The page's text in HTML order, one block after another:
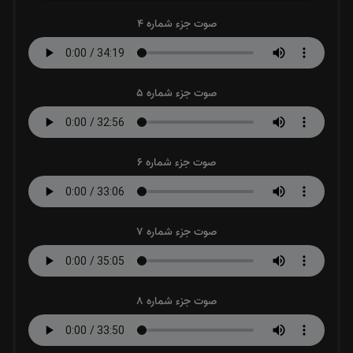
صوت جزء شماره 4
صوت جزء شماره 5
صوت جزء شماره 6
صوت جزء شماره 7
صوت جزء شماره 8